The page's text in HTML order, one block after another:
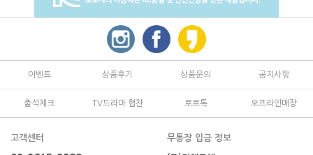
이벤트 상품후기 상품문의 공지사항
출석체크 TV드라마 협찬 로로톡 오프라인매장
고객센터 무통장 입금 정보